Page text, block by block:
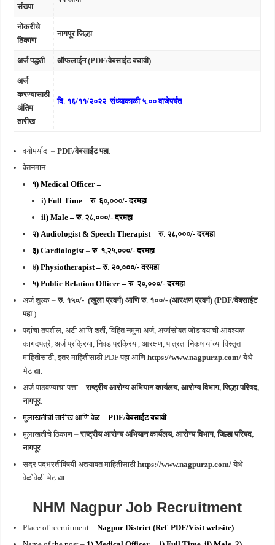
संख्या
नोकरीचे
ठिकाण
नागपूर जिल्हा
अर्ज पद्धती ऑफलाईन (PDF/वेबसाईट बघावी)
अर्ज
करण्यासाठी
अंतिम
तारीख
दि. १६/११/२०२२ संध्याकाळी ५.०० वाजेपर्यंत
वयोमर्यादा –PDF/वेबसाईट पहा.
वेतनमान –
१) Medical Officer –
i) Full Time – रु. ६०,०००/- दरमहा
ii) Male –रु. २८,०००/- दरमहा
२) Audiologist & Speech Therapist –रु. २८,०००/- दरमहा
३) Cardiologist –रु. १,२५,०००/- दरमहा
४) Physiotherapist –रु. २०,०००/- दरमहा
५) Public Relation Officer –रु. २०,०००/- दरमहा
अर्ज शुल्क –रु. १५०/- (खुला प्रवर्ग) आणि रु. १००/- (आरक्षण प्रवर्ग) (PDF/वेबसाईट
पहा.)
पदांचा तपशील, अटी आणि शर्ती, विहित नमुना अर्ज, अर्जासोबत जोडावयाची आवश्यक
कागदपत्रे, अर्ज प्रक्रिया, निवड प्रक्रिया, आरक्षण, पात्रता निकष यांच्या विस्तृत
माहितीसाठी, इतर माहितीसाठी PDF पहा आणिhttps://www.nagpurzp.com/येथे
भेट द्या.
अर्ज पाठवण्याचा पत्ता –राष्ट्रीय आरोग्य अभियान कार्यलय, आरोग्य विभाग, जिल्हा परिषद,
नागपूर.
मुलाखतीची तारीख आणि वेळ –PDF/वेबसाईट बघावी.
मुलाखतीचे ठिकाण –राष्ट्रीय आरोग्य अभियान कार्यलय, आरोग्य विभाग, जिल्हा परिषद,
नागपूर..
सदर पदभरतीविषयी अद्ययावत माहितीसाठीhttps://www.nagpurzp.com/येथे
वेळोवेळी भेट द्या.
NHM Nagpur Job Recruitment
Place of recruitment –Nagpur District (Ref. PDF/Visit website)